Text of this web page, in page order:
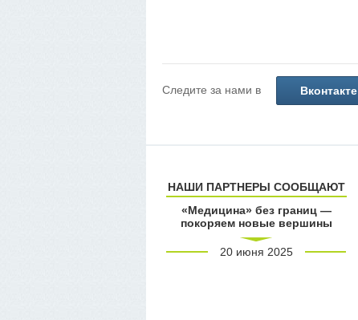
Следите за нами в Вконтакте
НАШИ ПАРТНЕРЫ СООБЩАЮТ
«Медицина» без границ —
покоряем новые вершины
20 июня 2025